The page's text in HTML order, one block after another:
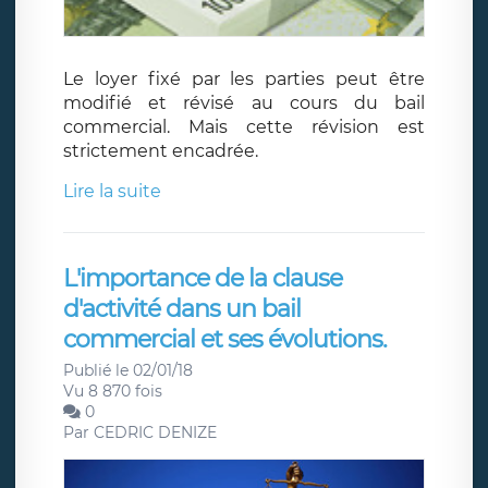
Le loyer fixé par les parties peut être
modifié et révisé au cours du bail
commercial. Mais cette révision est
strictement encadrée.
Lire la suite
L'importance de la clause
d'activité dans un bail
commercial et ses évolutions.
Publié le 02/01/18
Vu 8 870 fois
0
Par CEDRIC DENIZE